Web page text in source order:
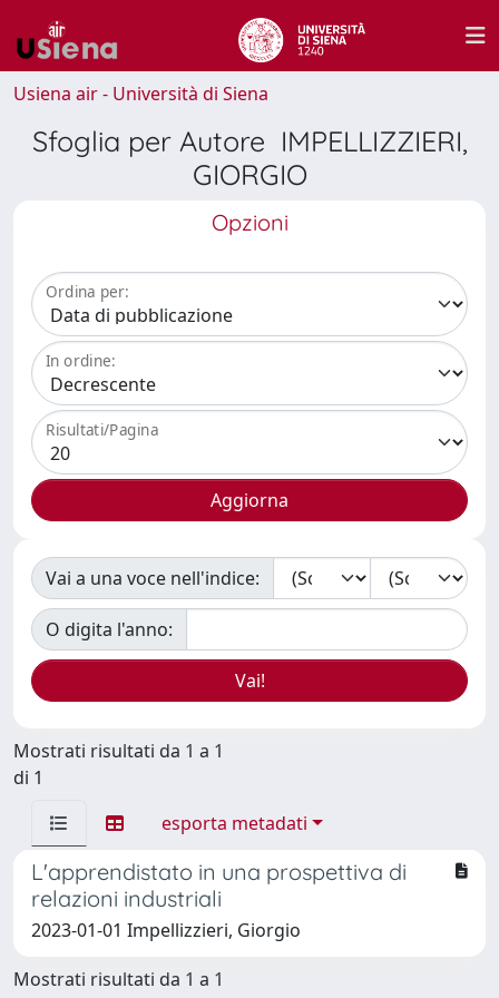
Usiena air - Università di Siena
Sfoglia per Autore IMPELLIZZIERI,
GIORGIO
Opzioni
Ordina per:
In ordine:
Risultati/Pagina
Vai a una voce nell'indice:
O digita l'anno:
Mostrati risultati da 1 a 1
di 1
esporta metadati
L'apprendistato in una prospettiva di
relazioni industriali
2023-01-01 Impellizzieri, Giorgio
Mostrati risultati da 1 a 1